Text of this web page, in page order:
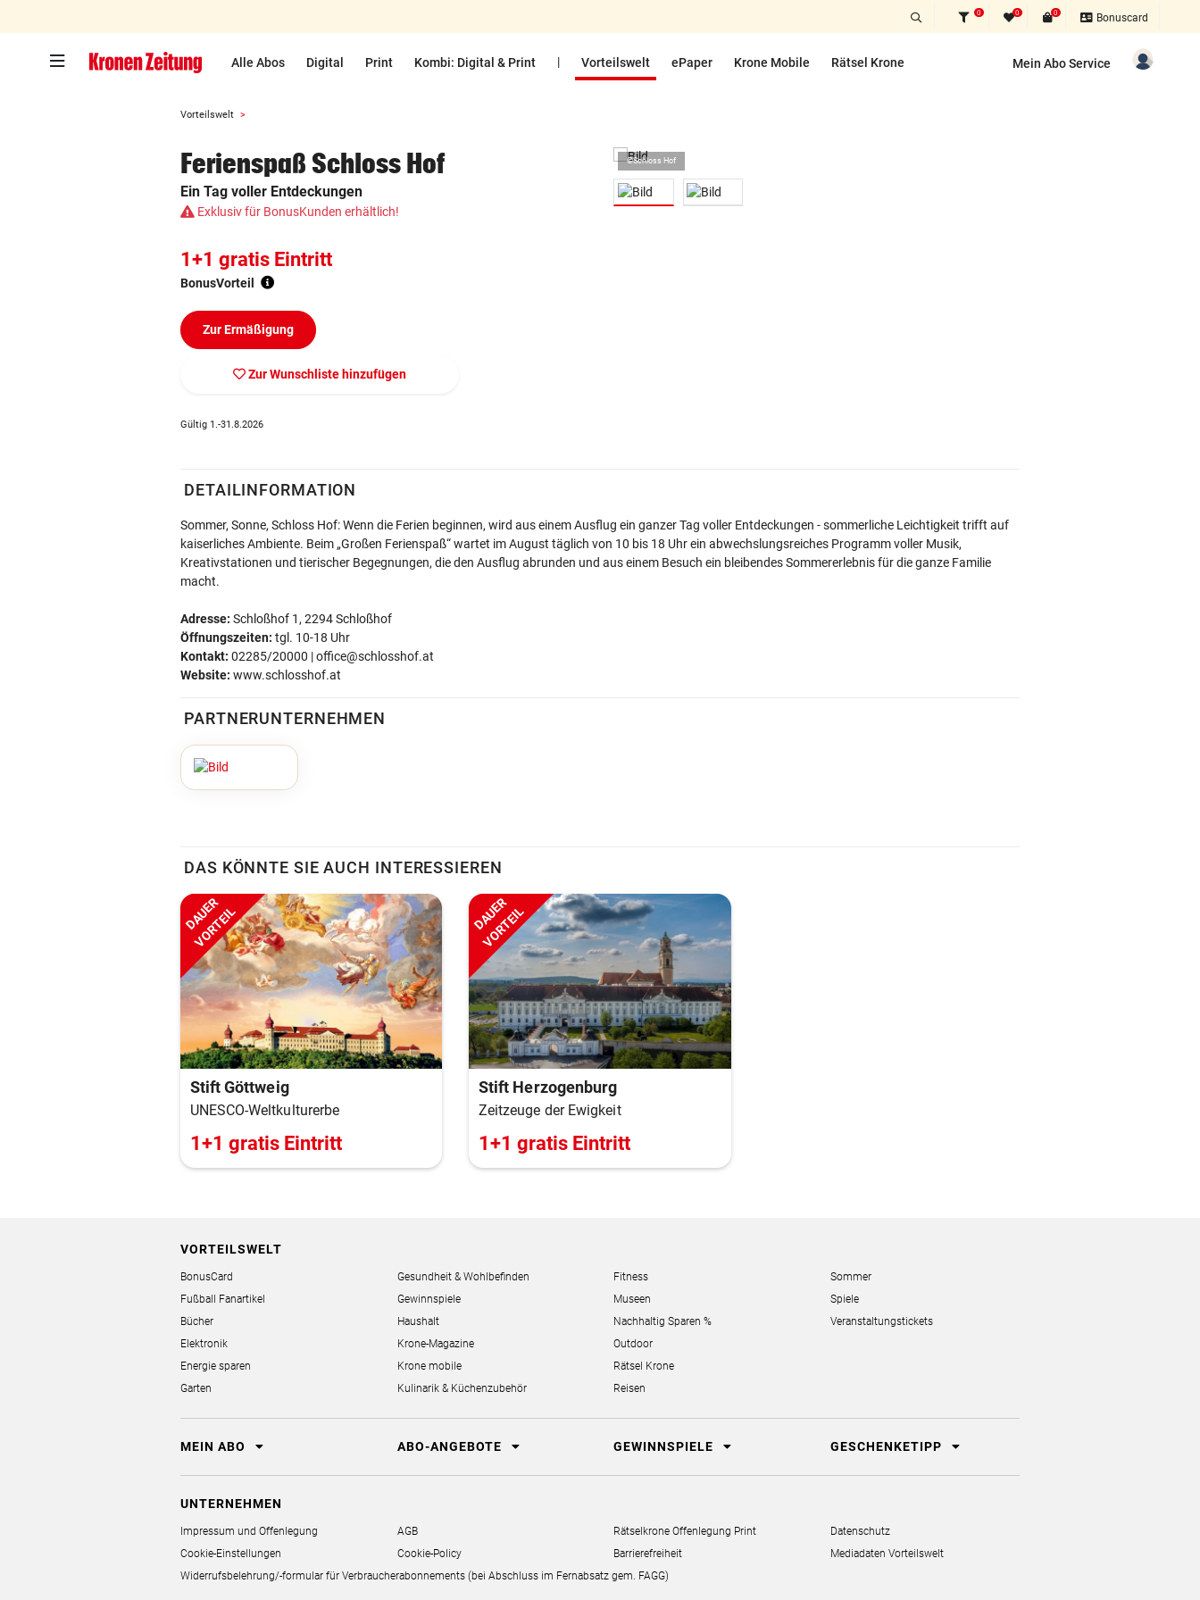
0 0 0 Bonuscard
Alle Abos Digital Print Kombi: Digital & Print | Vorteilswelt ePaper Krone Mobile Rätsel Krone Mein Abo Service
Vorteilswelt
Ferienspaß Schloss Hof
Ein Tag voller Entdeckungen
Exklusiv für BonusKunden erhältlich!
1+1 gratis Eintritt
BonusVorteil
Zur Ermäßigung
Zur Wunschliste hinzufügen
Gültig 1.-31.8.2026
©Schloss Hof
DETAILINFORMATION
Sommer, Sonne, Schloss Hof: Wenn die Ferien beginnen, wird aus einem Ausflug ein ganzer Tag voller Entdeckungen - sommerliche Leichtigkeit trifft auf
kaiserliches Ambiente. Beim „Großen Ferienspaß“ wartet im August täglich von 10 bis 18 Uhr ein abwechslungsreiches Programm voller Musik,
Kreativstationen und tierischer Begegnungen, die den Ausflug abrunden und aus einem Besuch ein bleibendes Sommererlebnis für die ganze Familie
macht.
Adresse: Schloßhof 1, 2294 Schloßhof
Öffnungszeiten: tgl. 10-18 Uhr
Kontakt: 02285/20000 | office@schlosshof.at
Website: www.schlosshof.at
PARTNERUNTERNEHMEN
DAS KÖNNTE SIE AUCH INTERESSIEREN
DAUER
VORTEIL
Stift Göttweig
UNESCO-Weltkulturerbe
1+1 gratis Eintritt
DAUER
VORTEIL
Stift Herzogenburg
Zeitzeuge der Ewigkeit
1+1 gratis Eintritt
VORTEILSWELT
BonusCard
Fußball Fanartikel
Bücher
Elektronik
Energie sparen
Garten
Gesundheit & Wohlbefinden
Gewinnspiele
Haushalt
Krone-Magazine
Krone mobile
Kulinarik & Küchenzubehör
Fitness
Museen
Nachhaltig Sparen %
Outdoor
Rätsel Krone
Reisen
Sommer
Spiele
Veranstaltungstickets
MEIN ABO ABO-ANGEBOTE GEWINNSPIELE GESCHENKETIPP
UNTERNEHMEN
Impressum und Offenlegung AGB Rätselkrone Offenlegung Print
Datenschutz
Cookie-Einstellungen
Cookie-Policy Barrierefreiheit
Mediadaten Vorteilswelt
Widerrufsbelehrung/-formular für Verbraucherabonnements (bei Abschluss im Fernabsatz gem. FAGG)